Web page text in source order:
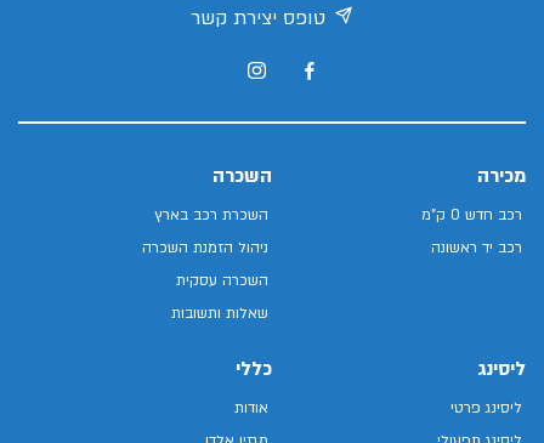
טופס יצירת קשר
מכירה
רכב חדש 0 ק"מ
רכב יד ראשונה
השכרה
השכרת רכב בארץ
ניהול הזמנת השכרה
השכרה עסקית
שאלות ותשובות
ליסינג
ליסינג פרטי
כללי
אודות